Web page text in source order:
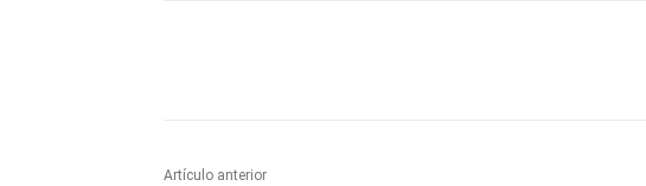
Artículo anterior